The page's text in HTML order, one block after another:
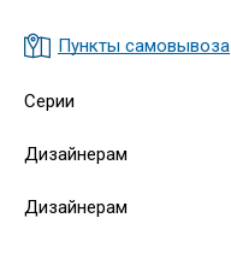
Пункты самовывоза
Серии
Дизайнерам
Дизайнерам